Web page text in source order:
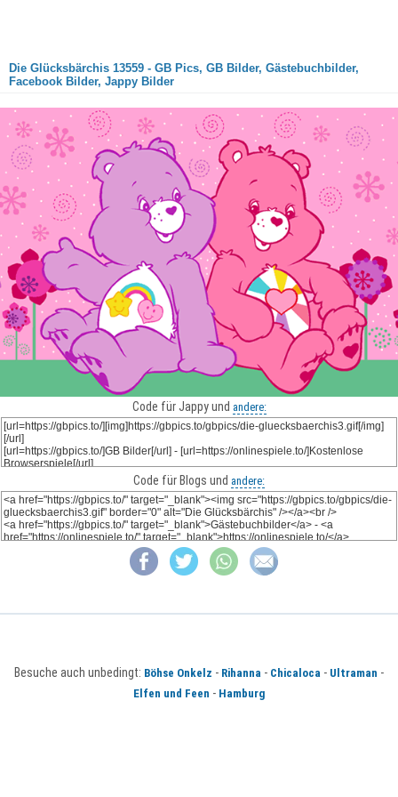
Die Glücksbärchis 13559 - GB Pics, GB Bilder, Gästebuchbilder,
Facebook Bilder, Jappy Bilder
Code für Jappy und andere:
Code für Blogs und andere:
Besuche auch unbedingt: Böhse Onkelz - Rihanna - Chicaloca - Ultraman -
Elfen und Feen - Hamburg